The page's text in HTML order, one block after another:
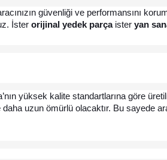
güvenliği ve performansını
İster orijinal yedek parça ister yan
yüksek kalite standartlarına göre
uzun ömürlü olacaktır. Bu sayede